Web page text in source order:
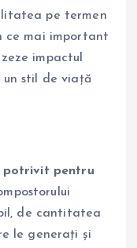
pe termen
ce mai important
impactul
un stil de viață
potrivit pentru
de cantitatea
le generați și